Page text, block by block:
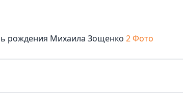
рождения Михаила Зощенко 2 Фото